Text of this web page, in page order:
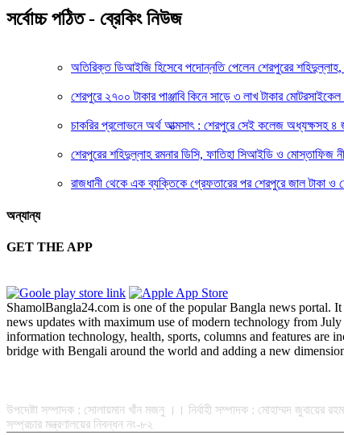
সর্বোচ্চ পঠিত - ব্রেকিং নিউজ
অতিরিক্ত ডিআইজি হিসেবে পদোন্নতি পেলেন শেরপুরের
শেরপুরে ২৭০০ টাকার পাঞ্জাবি কিনে সাড়ে ৩ লাখ টাকার
চাকরির প্রলোভনে অর্থ আত্মসাৎ : শেরপুরে সেই কলেজ অধ্যক্ষসহ ৪
শেরপুরের শহিদুল্লাহ রমনার ডিসি, ফাতিহা সিআইডি ও মোস্তাফিজ
রাজধানী থেকে এক ব্যক্তিকে গ্রেফতারের পর শেরপুরে জাল টাকা ও
অন্যান্য
GET THE APP
ShamolBangla24.com is one of the popular Bangla news portal.
news updates with maximum use of modern technology from
information technology, health, sports, columns and features are
bridge with Bengali around the world and adding a new
উপদেষ্টা সম্পাদক : সোলায়মান খাঁন মজনু ।। নির্বাহী সম্পাদক : মোহাম্মদ
সম্প্রচার মন্ত্রণালয়ের নিবন্ধন নং-৮২